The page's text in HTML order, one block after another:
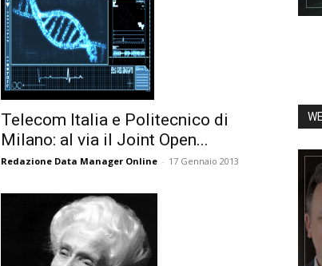
Telecom Italia e Politecnico di
Milano: al via il Joint Open...
Redazione Data Manager Online - 17 Gennaio 2013